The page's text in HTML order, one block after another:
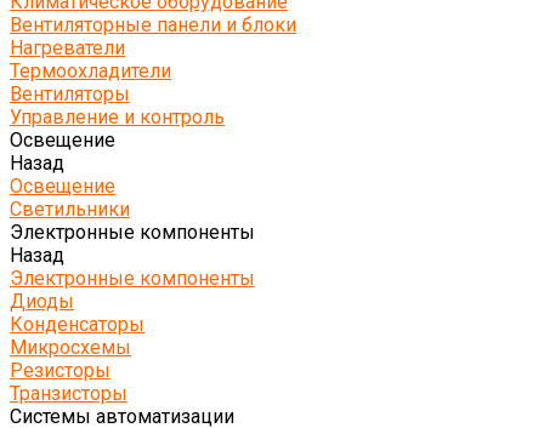
Вентиляторные панели и блоки
Нагреватели
Термоохладители
Вентиляторы
Управление и контроль
Освещение
Назад
Освещение
Светильники
Электронные компоненты
Назад
Электронные компоненты
Диоды
Конденсаторы
Микросхемы
Резисторы
Транзисторы
Системы автоматизации